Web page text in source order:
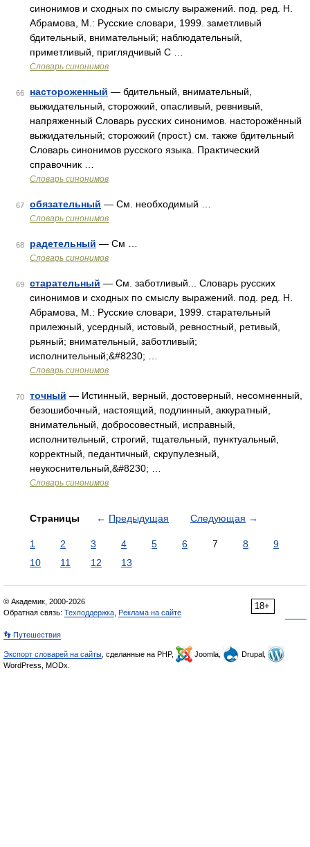
синонимов и сходных по смыслу выражений. под. ред. Н.
Абрамова, М.: Русские словари, 1999. заметливый
бдительный, внимательный; наблюдательный,
приметливый, приглядчивый С …
Словарь синонимов
66 настороженный — бдительный, внимательный,
выжидательный, сторожкий, опасливый, ревнивый,
напряженный Словарь русских синонимов. насторожённый
выжидательный; сторожкий (прост.) см. также бдительный
Словарь синонимов русского языка. Практический
справочник …
Словарь синонимов
67 обязательный — См. необходимый …
Словарь синонимов
68 радетельный — См …
Словарь синонимов
69 старательный — См. заботливый... Словарь русских
синонимов и сходных по смыслу выражений. под. ред. Н.
Абрамова, М.: Русские словари, 1999. старательный
прилежный, усердный, истовый, ревностный, ретивый,
рьяный; внимательный, заботливый;
исполнительный;&#8230; …
Словарь синонимов
70 точный — Истинный, верный, достоверный, несомненный,
безошибочный, настоящий, подлинный, аккуратный,
внимательный, добросовестный, исправный,
исполнительный, строгий, тщательный, пунктуальный,
корректный, педантичный, скрупулезный,
неукоснительный,&#8230; …
Словарь синонимов
Страницы ← Предыдущая Следующая →
1 2 3 4 5 6 7 8
9
10
11 12 13
18+
© Академик, 2000-2026
Обратная связь: Техподдержка Реклама на сайте
👣 Путешествия
Экспорт словарей на сайты , сделанные на PHP, Joomla,
Drupal,
WordPress, MODx.